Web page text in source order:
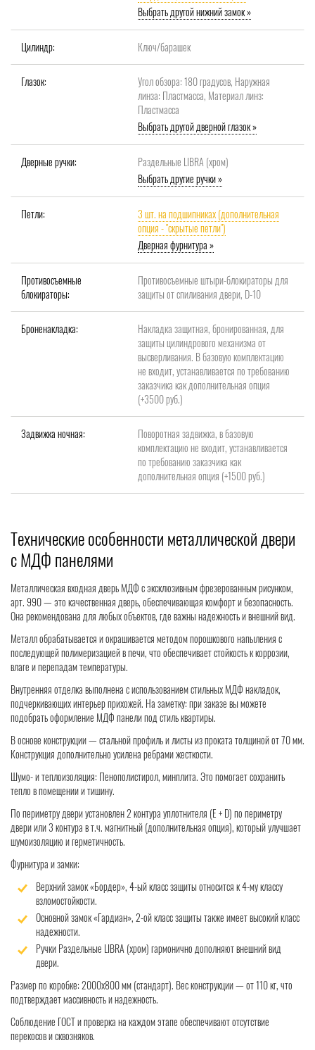
Выбрать другой нижний замок »
Цилиндр: Ключ/барашек
Глазок:
Угол обзора: 180 градусов, Наружная
линза: Пластмасса, Материал линз:
Пластмасса
Выбрать другой дверной глазок »
Дверные ручки:
Раздельные LIBRA (хром)
Выбрать другие ручки »
Петли:
3 шт. на подшипниках (дополнительная
опция - "скрытые петли")
Дверная фурнитура »
Противосъемные
блокираторы:
Противосъемные штыри-блокираторы для
защиты от спиливания двери, D-10
Броненакладка:
Накладка защитная, бронированная, для
защиты цилиндрового механизма от
высверливания. В базовую комплектацию
не входит, устанавливается по требованию
заказчика как дополнительная опция
(+3500 руб.)
Задвижка ночная:
Поворотная задвижка, в базовую
комплектацию не входит, устанавливается
по требованию заказчика как
дополнительная опция (+1500 руб.)
Технические особенности металлической двери
с МДФ панелями
Металлическая входная дверь МДФ с эксклюзивным фрезерованным рисунком,
арт. 990 — это качественная дверь, обеспечивающая комфорт и безопасность.
Она рекомендована для любых объектов, где важны надежность и внешний вид.
Металл обрабатывается и окрашивается методом порошкового напыления с
последующей полимеризацией в печи, что обеспечивает стойкость к коррозии,
влаге и перепадам температуры.
Внутренняя отделка выполнена с использованием стильных МДФ накладок,
подчеркивающих интерьер прихожей. На заметку: при заказе вы можете
подобрать оформление МДФ панели под стиль квартиры.
В основе конструкции — стальной профиль и листы из проката толщиной от 70 мм.
Конструкция дополнительно усилена ребрами жесткости.
Шумо- и теплоизоляция: Пенополистирол, минплита. Это помогает сохранить
тепло в помещении и тишину.
По периметру двери установлен 2 контура уплотнителя (Е + D) по периметру
двери или 3 контура в т.ч. магнитный (дополнительная опция), который улучшает
шумоизоляцию и герметичность.
Фурнитура и замки:
Верхний замок «Бордер», 4-ый класс защиты относится к 4-му классу
взломостойкости.
Основной замок «Гардиан», 2-ой класс защиты также имеет высокий класс
надежности.
Ручки Раздельные LIBRA (хром) гармонично дополняют внешний вид
двери.
Размер по коробке: 2000x800 мм (стандарт). Вес конструкции — от 110 кг, что
подтверждает массивность и надежность.
Соблюдение ГОСТ и проверка на каждом этапе обеспечивают отсутствие
перекосов и сквозняков.